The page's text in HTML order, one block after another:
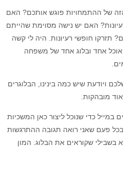
של ההתמחויות פוגש אותכם? האם
האם יש נישה מסוימת שהייתם
חופשי רעיונות. היה לי קשה
אוכל אחד ובלוג אחד של משפחה
ויודעת שיש כמה בינינו, הבלוגרים
מובהקות.
במייל כדי שנוכל ליצור כאן המשכיות
פעם שאני רואה תגובה ההתרגשות
בשבילי שקוראים את הבלוג. המון